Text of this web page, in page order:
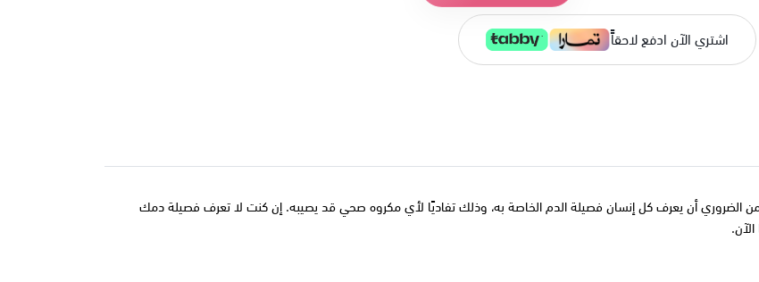
اشتري الآن ادفع لاحقاًً
من الضروري أن يعرف كل إنسان فصيلة الدم الخاصة به، وذلك تفاديًا لأي مكروه صحي قد يصيبه. إن كنت لا تعرف فصيلة دمك